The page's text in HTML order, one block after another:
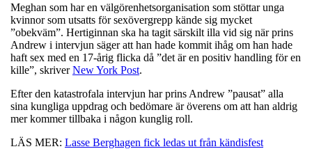
Meghan som har en välgörenhetsorganisation som stöttar unga
kvinnor som utsatts för sexövergrepp kände sig mycket
”obekväm”. Hertiginnan ska ha tagit särskilt illa vid sig när prins
Andrew i intervjun säger att han hade kommit ihåg om han hade
haft sex med en 17-årig flicka då ”det är en positiv handling för en
kille”, skriverNew York Post.
Efter den katastrofala intervjun har prins Andrew ”pausat” alla
sina kungliga uppdrag och bedömare är överens om att han aldrig
mer kommer tillbaka i någon kunglig roll.
LÄS MER: Lasse Berghagen fick ledas ut från kändisfest